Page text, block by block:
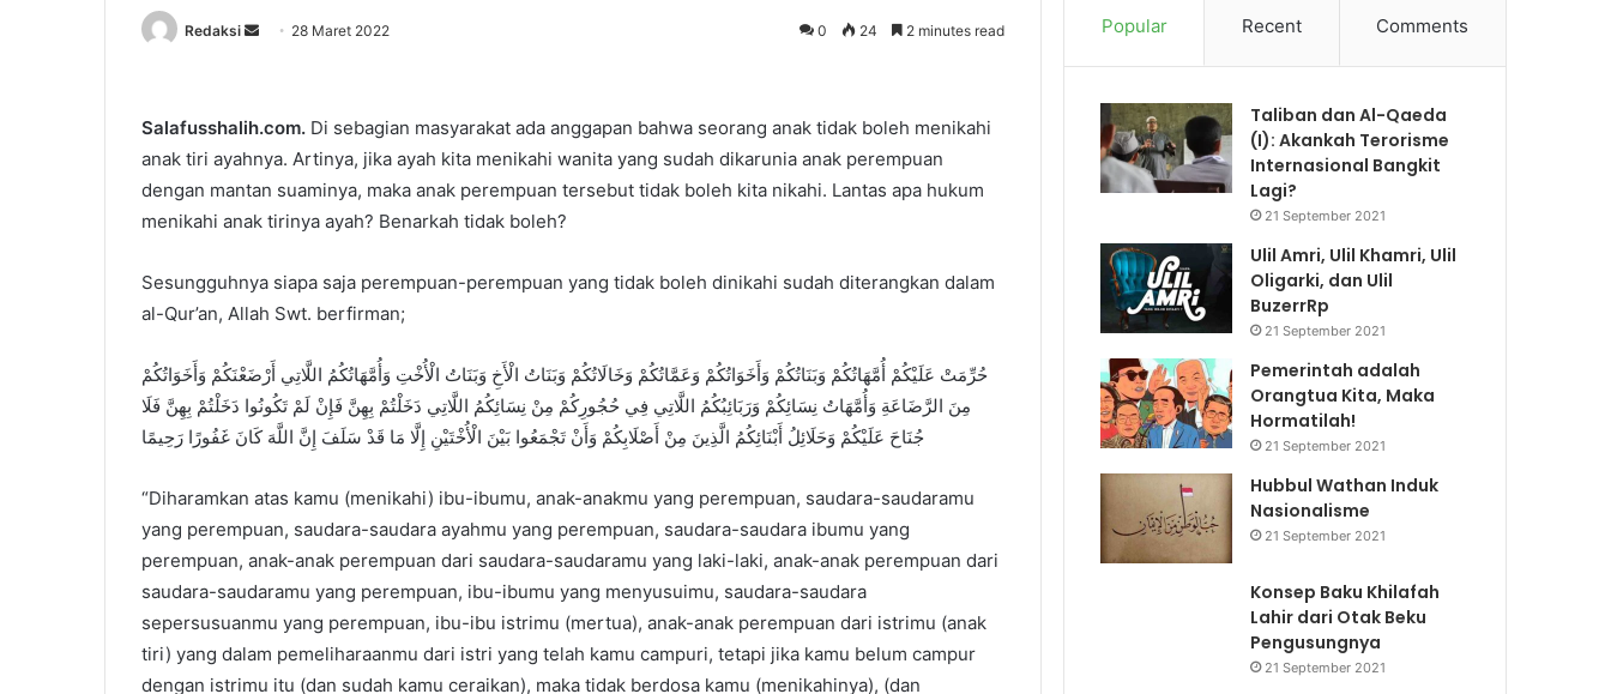
Redaksi
n
m
i
l
28 Maret 2022 0 24 2 minutes read
Salafusshalih.com. Di sebagian masyarakat ada anggapan bahwa seorang anak tidak boleh menikahi
anak tiri ayahnya. Artinya, jika ayah kita menikahi wanita yang sudah dikarunia anak perempuan
dengan mantan suaminya, maka anak perempuan tersebut tidak boleh kita nikahi. Lantas apa hukum
menikahi anak tirinya ayah? Benarkah tidak boleh?
Sesungguhnya siapa saja perempuan-perempuan yang tidak boleh dinikahi sudah diterangkan dalam
al-Qur’an, Allah Swt. berfirman;
حُرِّمَتْ عَلَيْكُمْ أُمَّهَاتُكُمْ وَبَنَاتُكُمْ وَأَخَوَاتُكُمْ وَعَمَّاتُكُمْ وَخَالَاتُكُمْ وَبَنَاتُ الْأَخِ وَبَنَاتُ الْأُخْتِ وَأُمَّهَاتُكُمُ اللَّاتِي أَرْضَعْنَكُمْ وَأَخَوَاتُكُمْ
مِنَ الرَّضَاعَةِ وَأُمَّهَاتُ نِسَائِكُمْ وَرَبَائِبُكُمُ اللَّاتِي فِي حُجُورِكُمْ مِنْ نِسَائِكُمُ اللَّاتِي دَخَلْتُمْ بِهِنَّ فَإِنْ لَمْ تَكُونُوا دَخَلْتُمْ بِهِنَّ فَلَا
جُنَاحَ عَلَيْكُمْ وَحَلَائِلُ أَبْنَائِكُمُ الَّذِينَ مِنْ أَصْلَابِكُمْ وَأَنْ تَجْمَعُوا بَيْنَ الْأُخْتَيْنِ إِلَّا مَا قَدْ سَلَفَ إِنَّ اللَّهَ كَانَ غَفُورًا رَحِيمًا
“Diharamkan atas kamu (menikahi) ibu-ibumu, anak-anakmu yang perempuan, saudara-saudaramu
yang perempuan, saudara-saudara ayahmu yang perempuan, saudara-saudara ibumu yang
perempuan, anak-anak perempuan dari saudara-saudaramu yang laki-laki, anak-anak perempuan dari
saudara-saudaramu yang perempuan, ibu-ibumu yang menyusuimu, saudara-saudara
sepersusuanmu yang perempuan, ibu-ibu istrimu (mertua), anak-anak perempuan dari istrimu (anak
tiri) yang dalam pemeliharaanmu dari istri yang telah kamu campuri, tetapi jika kamu belum campur
dengan istrimu itu (dan sudah kamu ceraikan), maka tidak berdosa kamu (menikahinya), (dan
Popular Recent Comments
Taliban dan Al-Qaeda
(I): Akankah Terorisme
Internasional Bangkit
Lagi?
21 September 2021
Ulil Amri, Ulil Khamri, Ulil
Oligarki, dan Ulil
BuzerrRp
21 September 2021
Pemerintah adalah
Orangtua Kita, Maka
Hormatilah!
21 September 2021
Hubbul Wathan Induk
Nasionalisme
21 September 2021
Konsep Baku Khilafah
Lahir dari Otak Beku
Pengusungnya
21 September 2021